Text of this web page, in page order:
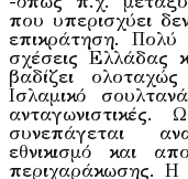
που υπερισχύει
επικράτηση. Πολύ
σχέσεις Ελλάδας
βαδίζει
Ισλαμικό
συνεπάγεται
εθνικισμό και
περιχαράκωσης. Η